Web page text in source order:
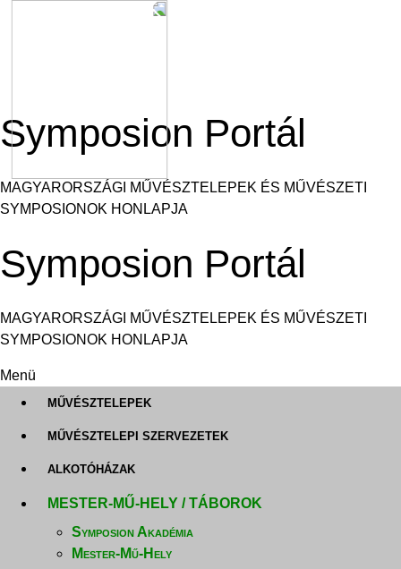
Symposion Portál
MAGYARORSZÁGI MŰVÉSZTELEPEK ÉS MŰVÉSZETI
SYMPOSIONOK HONLAPJA
Symposion Portál
MAGYARORSZÁGI MŰVÉSZTELEPEK ÉS MŰVÉSZETI
SYMPOSIONOK HONLAPJA
Menü
MŰVÉSZTELEPEK
MŰVÉSZTELEPI SZERVEZETEK
ALKOTÓHÁZAK
MESTER-MŰ-HELY / TÁBOROK
Symposion Akadémia
Mester-Mű-Hely